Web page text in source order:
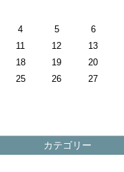
4 5 6
11 12 13
18 19 20
25 26 27
カテゴリー